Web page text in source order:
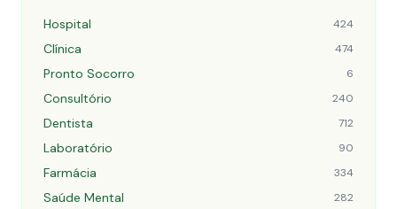
Hospital 424
Clínica 474
Pronto Socorro 6
Consultório 240
Dentista 712
Laboratório 90
Farmácia 334
Saúde Mental 282